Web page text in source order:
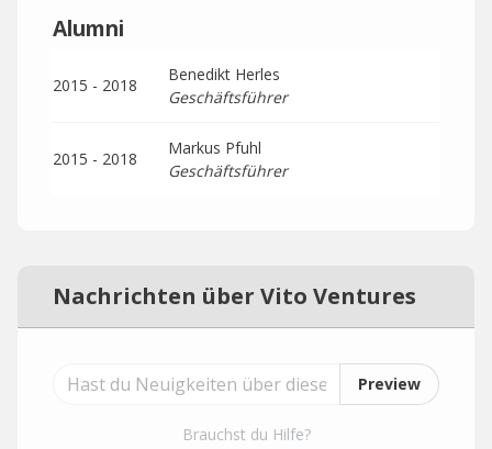
Alumni
2015 - 2018
Benedikt Herles
Geschäftsführer
2015 - 2018
Markus Pfuhl
Geschäftsführer
Nachrichten über Vito Ventures
Preview
Brauchst du Hilfe?